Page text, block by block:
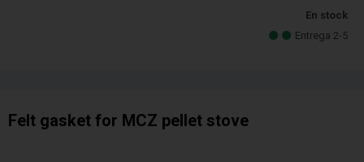
En stock
Entrega 2-5
Felt gasket for MCZ pellet stove